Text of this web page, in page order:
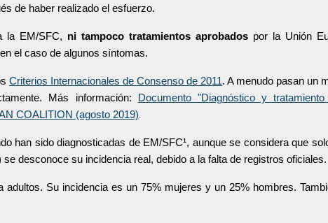
de haber realizado el esfuerzo.
la EM/SFC, ni tampoco tratamientos aprobados por la Unión
el caso de algunos síntomas.
Criterios Internacionales de Consenso de 2011. A menudo pasan un
Más información:
Documento "Diagnóstico y
COALITION (agosto 2019).
han sido diagnosticadas de EM/SFC¹, aunquese considera que
se desconoce su incidencia real , debido a la falta de registros oficiales.
adultos. Su incidencia es un 75% mujeres y un 25% hombres.